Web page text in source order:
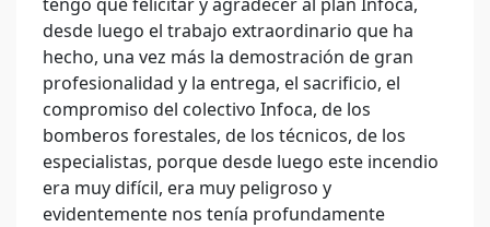
desde luego el trabajo extraordinario que ha
hecho, una vez más la demostración de gran
profesionalidad y la entrega, el sacrificio, el
compromiso del colectivo Infoca, de los
bomberos forestales, de los técnicos, de los
especialistas, porque desde luego este incendio
era muy difícil, era muy peligroso y
evidentemente nos tenía profundamente